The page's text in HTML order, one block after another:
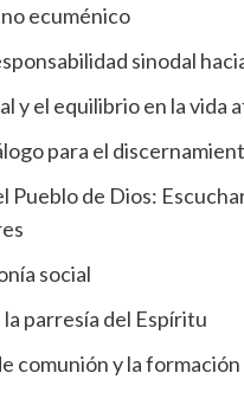
ecuménico
sinodal
y el equilibrio en la vida
para el
Pueblo de Dios:
social
parresía del Espíritu
comunión y la formación